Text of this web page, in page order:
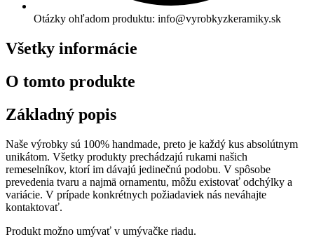
Otázky ohľadom produktu: info@vyrobkyzkeramiky.sk
Všetky informácie
O tomto produkte
Základný popis
Naše výrobky sú 100% handmade, preto je každý kus absolútnym
unikátom. Všetky produkty prechádzajú rukami našich
remeselníkov, ktorí im dávajú jedinečnú podobu. V spôsobe
prevedenia tvaru a najmä ornamentu, môžu existovať odchýlky a
variácie. V prípade konkrétnych požiadaviek nás neváhajte
kontaktovať.
Produkt možno umývať v umývačke riadu.